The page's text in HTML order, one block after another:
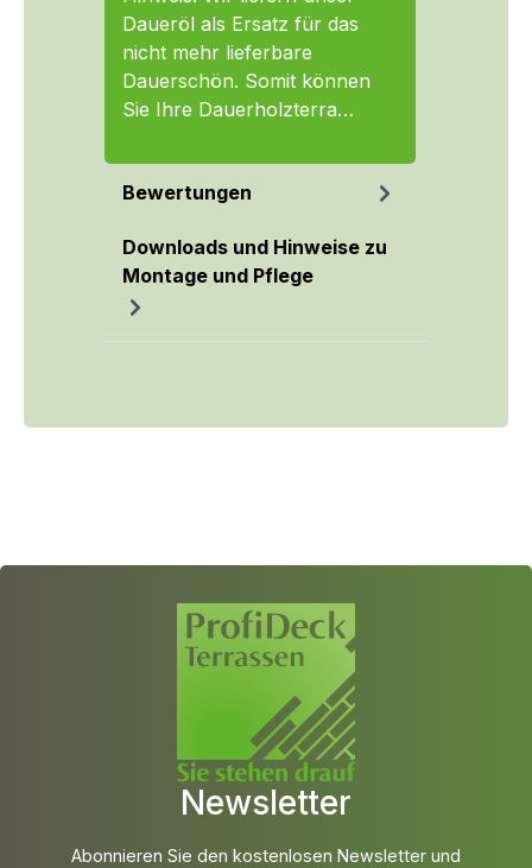
Daueröl als Ersatz für das
nicht mehr lieferbare
Dauerschön. Somit können
Sie Ihre Dauerholzterra…
Bewertungen
Downloads und Hinweise zu
Montage und Pflege
Newsletter
Abonnieren Sie den kostenlosen Newsletter und